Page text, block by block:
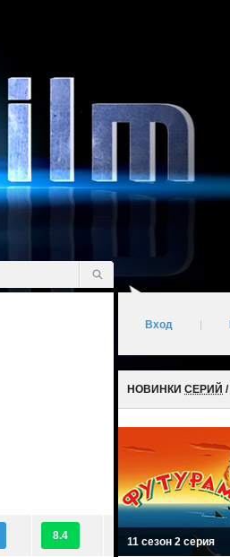
8.4
Вход
НОВИНКИ СЕРИЙ /
11 сезон 2 серия